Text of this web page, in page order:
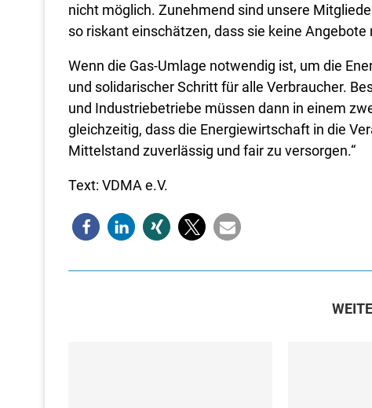
nicht möglich. Zunehmend sind unsere
so riskant einschätzen, dass sie keine
Wenn die Gas-Umlage notwendig ist, um die
und solidarischer Schritt für alle Verbraucher.
und Industriebetriebe müssen dann in einem
gleichzeitig, dass die Energiewirtschaft in die
Mittelstand zuverlässig und fair zu versorgen.“
Text: VDMA e.V.